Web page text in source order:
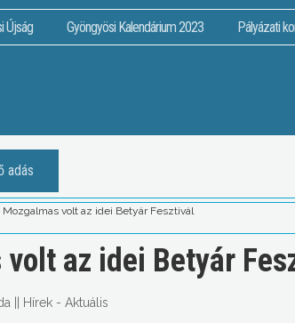
Újság Gyöngyösi Kalendárium 2023 Pályázati
adás
Mozgalmas volt az idei Betyár Fesztivál
az idei Betyár
Hírek - Aktuális